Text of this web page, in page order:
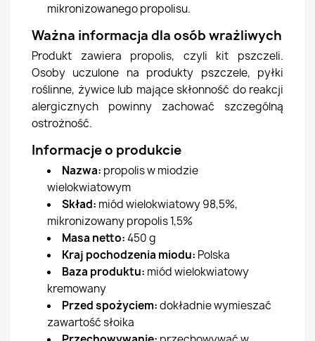
mikronizowanego propolisu.
Ważna informacja dla osób wrażliwych
Produkt zawiera propolis, czyli kit pszczeli.
Osoby uczulone na produkty pszczele, pyłki
roślinne, żywice lub mające skłonność do reakcji
alergicznych powinny zachować szczególną
ostrożność.
Informacje o produkcie
Nazwa: propolis w miodzie
wielokwiatowym
Skład: miód wielokwiatowy 98,5%,
mikronizowany propolis 1,5%
Masa netto:450 g
Kraj pochodzenia miodu: Polska
Baza produktu: miód wielokwiatowy
kremowany
Przed spożyciem:dokładnie wymieszać
zawartość słoika